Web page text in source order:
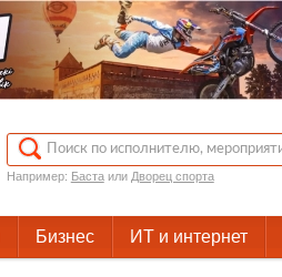
Например: Бастаили Дворец спорта
Бизнес ИТ и интернет